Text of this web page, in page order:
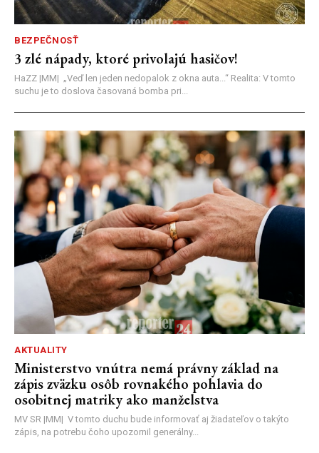
BEZPEČNOSŤ
3 zlé nápady, ktoré privolajú hasičov!
HaZZ |MM| ​„Veď len jeden nedopalok z okna auta...“ ​Realita: V tomto
suchu je to doslova časovaná bomba pri...
AKTUALITY
Ministerstvo vnútra nemá právny základ na
zápis zväzku osôb rovnakého pohlavia do
osobitnej matriky ako manželstva
MV SR |MM| V tomto duchu bude informovať aj žiadateľov o takýto
zápis, na potrebu čoho upozornil generálny...